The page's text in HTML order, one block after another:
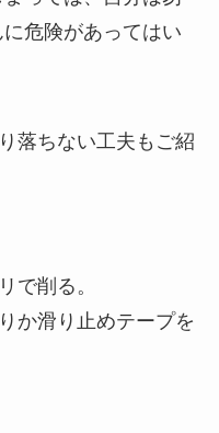
危険があってはい
落ちない工夫もご紹
で削る。
か滑り止めテープを